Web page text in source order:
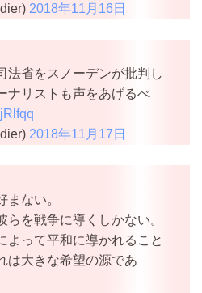
2018年11月16日
法省をスノーデンが批判し
リストも声をあげるべ
2018年11月17日
まない。
らを戦争に導くしかない。
よって平和に導かれること
は大きな希望の源であ